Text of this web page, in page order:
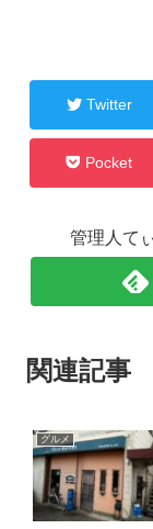
Twitter
Pocket
管理人て
関連記事
グルメ